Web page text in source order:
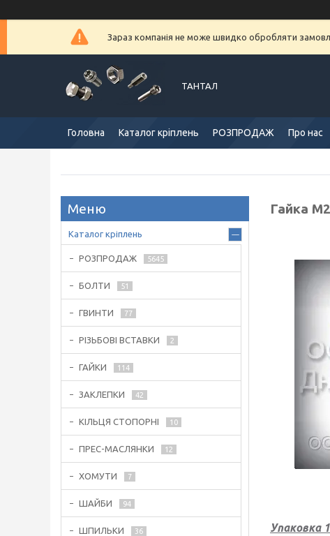
Зараз компанія не може швидко обробляти
ТАНТАЛ
Головна Каталог кріплень РОЗПРОДАЖ Про нас
Гайка
Упаковка
Каталог кріплень
РОЗПРОДАЖ 5645
БОЛТИ 51
ГВИНТИ 77
РІЗЬБОВІ ВСТАВКИ 2
ГАЙКИ 114
ЗАКЛЕПКИ 42
КІЛЬЦЯ СТОПОРНІ 10
ПРЕС-МАСЛЯНКИ 12
ХОМУТИ 7
ШАЙБИ 94
ШПИЛЬКИ 36